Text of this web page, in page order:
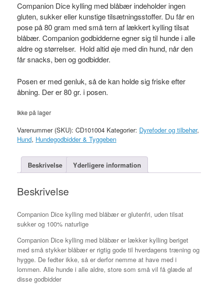
Companion Dice kylling med blåbær indeholder ingen
gluten, sukker eller kunstige tilsætningsstoffer. Du får en
pose på 80 gram med små tern af lækkert kylling tilsat
blåbær. Companion godbidderne egner sig til hunde i alle
aldre og størrelser. Hold altid øje med din hund, når den
får snacks, ben og godbidder.
Posen er med genluk, så de kan holde sig friske efter
åbning. Der er 80 gr. i posen.
Ikke på lager
Varenummer (SKU): CD101004 Kategorier: Dyrefoder og tilbehør,
Hund, Hundegodbidder & Tyggeben
Beskrivelse Yderligere information
Beskrivelse
Companion Dice kylling med blåbær er glutenfri, uden tilsat
sukker og 100% naturlige
Companion Dice kylling med blåbær er lækker kylling beriget
med små stykker blåbær er rigtig gode til hverdagens træning og
hygge. De fedter ikke, så er derfor nemme at have med i
lommen. Alle hunde i alle aldre, store som små vil få glæde af
disse godbidder